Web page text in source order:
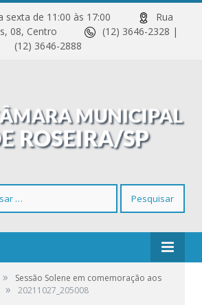
a sexta de 11:00 às 17:00
Rua
08, Centro
(12) 3646-2328 |
(12) 3646-2888
»
Sessão Solene em comemoração aos
» 20211027_205008